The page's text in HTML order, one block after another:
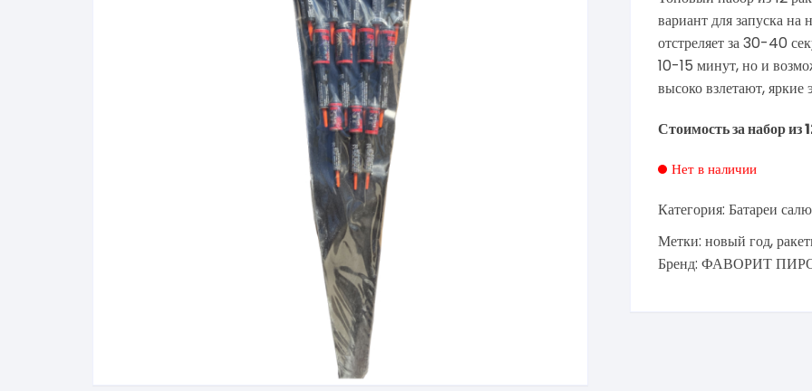
вариант для запуска
отстреляет за 30-40
10-15 минут, но и
высоко взлетают, яркие
Стоимость за набор из
Нет в наличии
Категория: Батареи
Метки: новый год,
Бренд: ФАВОРИТ